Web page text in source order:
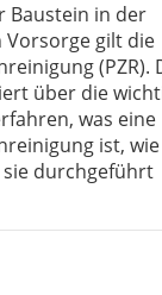
Baustein in der
Vorsorge gilt die
(PZR).
über die
was eine
ist,
durchgeführt